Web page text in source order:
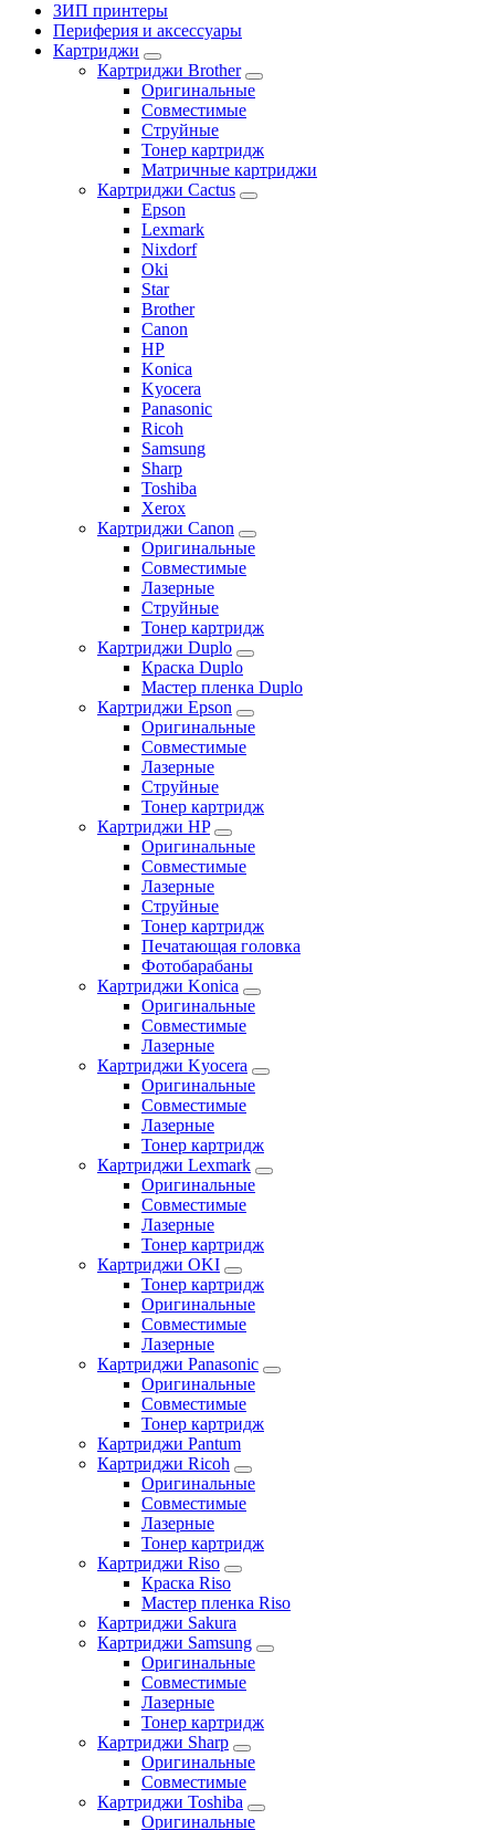
ЗИП принтеры
Периферия и аксессуары
Картриджи
Картриджи Brother
Оригинальные
Совместимые
Струйные
Тонер картридж
Матричные картриджи
Картриджи Cactus
Epson
Lexmark
Nixdorf
Oki
Star
Brother
Canon
HP
Konica
Kyocera
Panasonic
Ricoh
Samsung
Sharp
Toshiba
Xerox
Картриджи Canon
Оригинальные
Совместимые
Лазерные
Струйные
Тонер картридж
Картриджи Duplo
Краска Duplo
Мастер пленка Duplo
Картриджи Epson
Оригинальные
Совместимые
Лазерные
Струйные
Тонер картридж
Картриджи HP
Оригинальные
Совместимые
Лазерные
Струйные
Тонер картридж
Печатающая головка
Фотобарабаны
Картриджи Konica
Оригинальные
Совместимые
Лазерные
Картриджи Kyocera
Оригинальные
Совместимые
Лазерные
Тонер картридж
Картриджи Lexmark
Оригинальные
Совместимые
Лазерные
Тонер картридж
Картриджи OKI
Тонер картридж
Оригинальные
Совместимые
Лазерные
Картриджи Panasonic
Оригинальные
Совместимые
Тонер картридж
Картриджи Pantum
Картриджи Ricoh
Оригинальные
Совместимые
Лазерные
Тонер картридж
Картриджи Riso
Краска Riso
Мастер пленка Riso
Картриджи Sakura
Картриджи Samsung
Оригинальные
Совместимые
Лазерные
Тонер картридж
Картриджи Sharp
Оригинальные
Совместимые
Картриджи Toshiba
Оригинальные